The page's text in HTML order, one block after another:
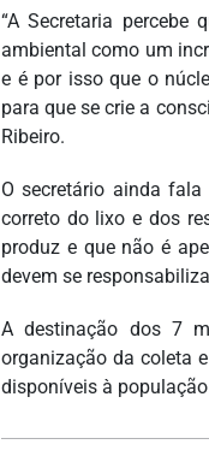
“A Secretaria percebe
ambiental como um
e é por isso que o
para que se crie a
Ribeiro.
O secretário ainda
correto do lixo e dos
produz e que não é
devem se
A destinação dos 7
organização da coleta
disponíveis à